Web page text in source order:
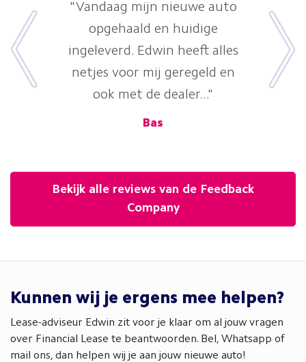
"Vandaag mijn nieuwe auto
opgehaald en huidige
ingeleverd. Edwin heeft alles
netjes voor mij geregeld en
ook met de dealer..."
Bas
Bekijk alle reviews van de Feedback
Company
Kunnen wij je ergens mee helpen?
Lease-adviseur Edwin zit voor je klaar om al jouw vragen
over Financial Lease te beantwoorden. Bel, Whatsapp of
mail ons, dan helpen wij je aan jouw nieuwe auto!